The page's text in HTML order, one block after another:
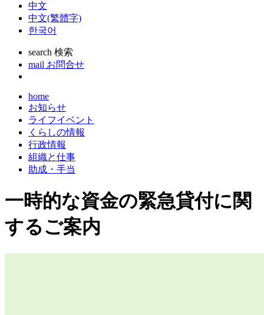
中文
中文(繁體字)
한국어
search 検索
mail お問合せ
home
お知らせ
ライフイベント
くらしの情報
行政情報
組織と仕事
助成・手当
一時的な資金の緊急貸付に関
するご案内